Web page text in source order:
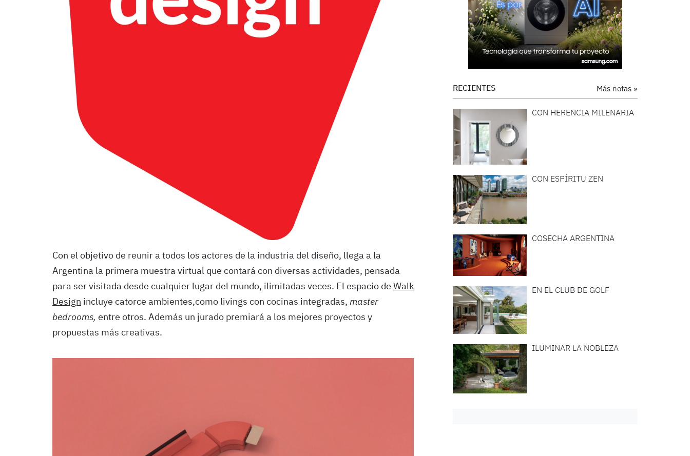
Con el objetivo de reunir a todos los actores de la industria del diseño, llega a la
Argentina la primera muestra virtual que contará con diversas actividades, pensada
para ser visitada desde cualquier lugar del mundo, ilimitadas veces. El espacio de Walk
Design incluye catorce ambientes,como livings con cocinas integradas, master
bedrooms, entre otros. Además un jurado premiará a los mejores proyectos y
propuestas más creativas.
Más notas »
RECIENTES
CON HERENCIA MILENARIA
CON ESPÍRITU ZEN
COSECHA ARGENTINA
EN EL CLUB DE GOLF
ILUMINAR LA NOBLEZA